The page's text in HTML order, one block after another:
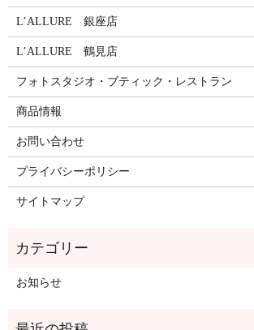
L’ALLURE 銀座店
L’ALLURE 鶴見店
フォトスタジオ・ブティック・レストラン
商品情報
お問い合わせ
プライバシーポリシー
サイトマップ
お知らせ